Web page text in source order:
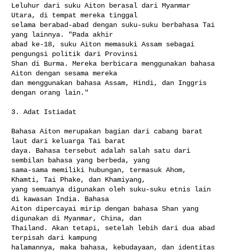
Leluhur dari suku Aiton berasal dari Myanmar
Utara, di tempat mereka tinggal
selama berabad-abad dengan suku-suku berbahasa Tai
yang lainnya. "Pada akhir
abad ke-18, suku Aiton memasuki Assam sebagai
pengungsi politik dari Provinsi
Shan di Burma. Mereka berbicara menggunakan bahasa
Aiton dengan sesama mereka
dan menggunakan bahasa Assam, Hindi, dan Inggris
dengan orang lain."
3. Adat Istiadat
Bahasa Aiton merupakan bagian dari cabang barat
laut dari keluarga Tai barat
daya. Bahasa tersebut adalah salah satu dari
sembilan bahasa yang berbeda, yang
sama-sama memiliki hubungan, termasuk Ahom,
Khamti, Tai Phake, dan Khamiyang,
yang semuanya digunakan oleh suku-suku etnis lain
di kawasan India. Bahasa
Aiton dipercayai mirip dengan bahasa Shan yang
digunakan di Myanmar, China, dan
Thailand. Akan tetapi, setelah lebih dari dua abad
terpisah dari kampung
halamannya, maka bahasa, kebudayaan, dan identitas